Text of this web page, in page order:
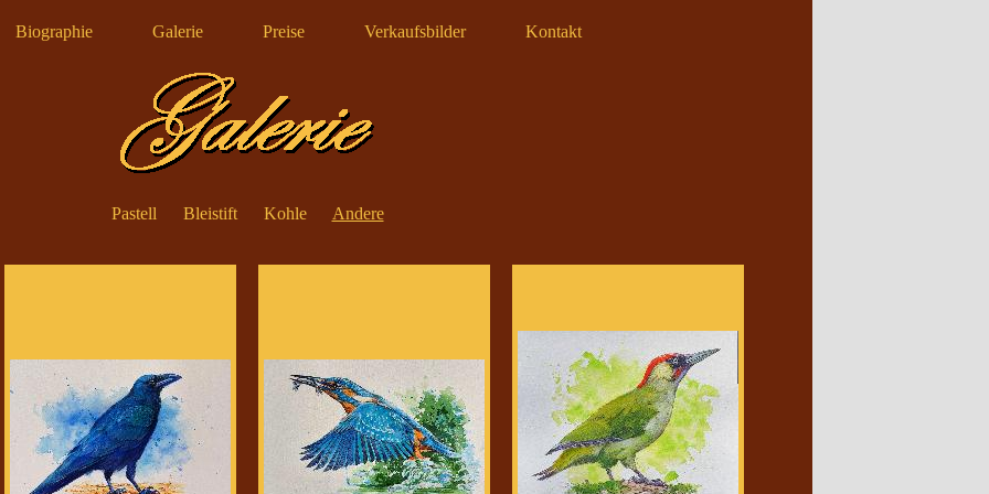
Biographie Galerie Preise Verkaufsbilder Kontakt
Pastell Bleistift Kohle Andere